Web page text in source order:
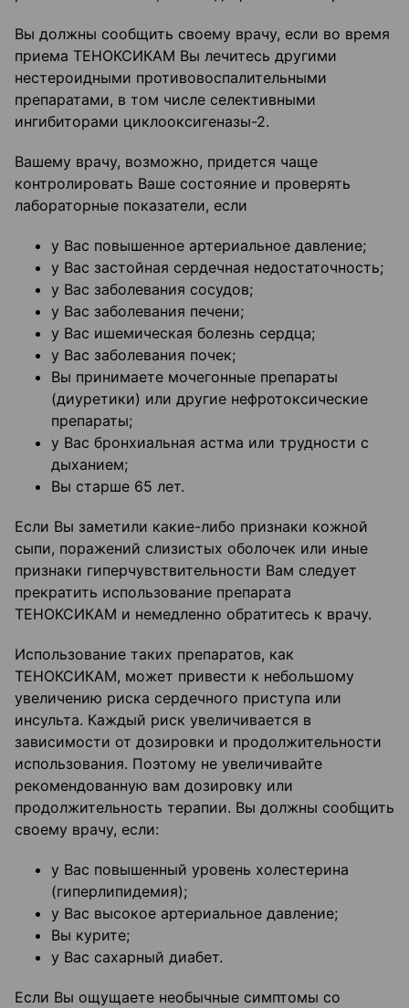
Вы должны сообщить своему врачу, если во время
приема ТЕНОКСИКАМ Вы лечитесь другими
нестероидными противовоспалительными
препаратами, в том числе селективными
ингибиторами циклооксигеназы-2.
Вашему врачу, возможно, придется чаще
контролировать Ваше состояние и проверять
лабораторные показатели, если
у Вас повышенное артериальное давление;
у Вас застойная сердечная недостаточность;
у Вас заболевания сосудов;
у Вас заболевания печени;
у Вас ишемическая болезнь сердца;
у Вас заболевания почек;
Вы принимаете мочегонные препараты
(диуретики) или другие нефротоксические
препараты;
у Вас бронхиальная астма или трудности с
дыханием;
Вы старше 65 лет.
Если Вы заметили какие-либо признаки кожной
сыпи, поражений слизистых оболочек или иные
признаки гиперчувствительности Вам следует
прекратить использование препарата
ТЕНОКСИКАМ и немедленно обратитесь к врачу.
Использование таких препаратов, как
ТЕНОКСИКАМ, может привести к небольшому
увеличению риска сердечного приступа или
инсульта. Каждый риск увеличивается в
зависимости от дозировки и продолжительности
использования. Поэтому не увеличивайте
рекомендованную вам дозировку или
продолжительность терапии. Вы должны сообщить
своему врачу, если:
у Вас повышенный уровень холестерина
(гиперлипидемия);
у Вас высокое артериальное давление;
Вы курите;
у Вас сахарный диабет.
Если Вы ощущаете необычные симптомы со